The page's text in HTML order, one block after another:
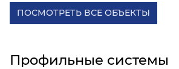
ПОСМОТРЕТЬ ВСЕ ОБЪЕКТЫ
Профильные системы